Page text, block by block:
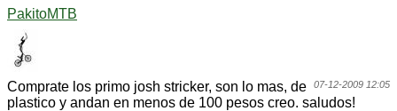
PakitoMTB
07-12-2009 12:05
Comprate los primo josh stricker, son lo mas, de
plastico y andan en menos de 100 pesos creo. saludos!